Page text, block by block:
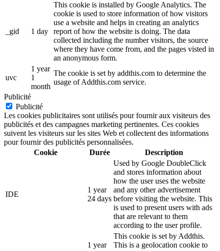
_gid 1 day
This cookie is installed by Google Analytics. The
cookie is used to store information of how visitors
use a website and helps in creating an analytics
report of how the website is doing. The data
collected including the number visitors, the source
where they have come from, and the pages visted in
an anonymous form.
uvc
1 year
1
month
The cookie is set by addthis.com to determine the
usage of Addthis.com service.
Publicité
Publicité
Les cookies publicitaires sont utilisés pour fournir aux visiteurs des
publicités et des campagnes marketing pertinentes. Ces cookies
suivent les visiteurs sur les sites Web et collectent des informations
pour fournir des publicités personnalisées.
Cookie
Durée Description
IDE
1 year
24 days
Used by Google DoubleClick
and stores information about
how the user uses the website
and any other advertisement
before visiting the website. This
is used to present users with ads
that are relevant to them
according to the user profile.
1 year
This cookie is set by Addthis.
This is a geolocation cookie to